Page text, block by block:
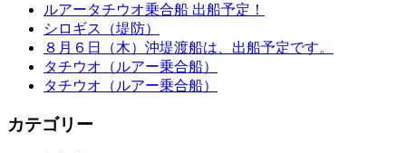
ルアータチウオ乗合船 出船予定！
シロギス（堤防）
８月６日（木）沖堤渡船は、出船予定です。
タチウオ（ルアー乗合船）
タチウオ（ルアー乗合船）
カテゴリー